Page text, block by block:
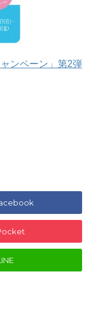
ンペーン」第2弾